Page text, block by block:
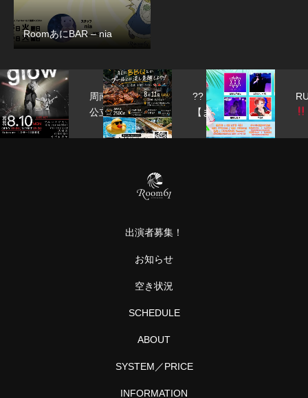
RoomあにBAR – nia
周南
公立
大学
??
【ま
た今
や！
BBQ
とか
RUiPA
vol.9
出演者募集！
お知らせ
空き状況
SCHEDULE
ABOUT
SYSTEM／PRICE
INFORMATION